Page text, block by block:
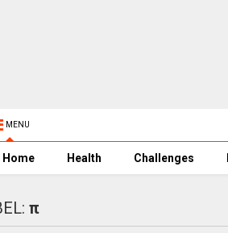
MENU
Home Health Challenges
π